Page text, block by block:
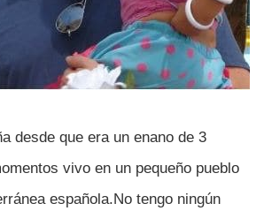
desde que era un enano de 3
vivo en un pequeño pueblo
española.No tengo ningún